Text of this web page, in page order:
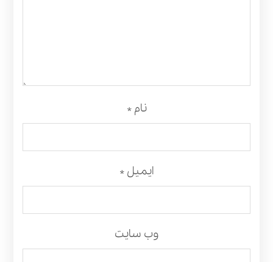
نام*
ایمیل*
وب‌ سایت